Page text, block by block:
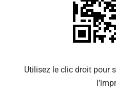
Utilisez le clic droit pour